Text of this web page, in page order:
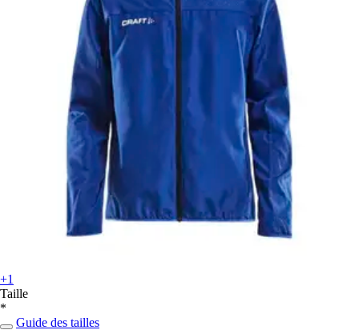
+1
Taille
*
Guide des tailles